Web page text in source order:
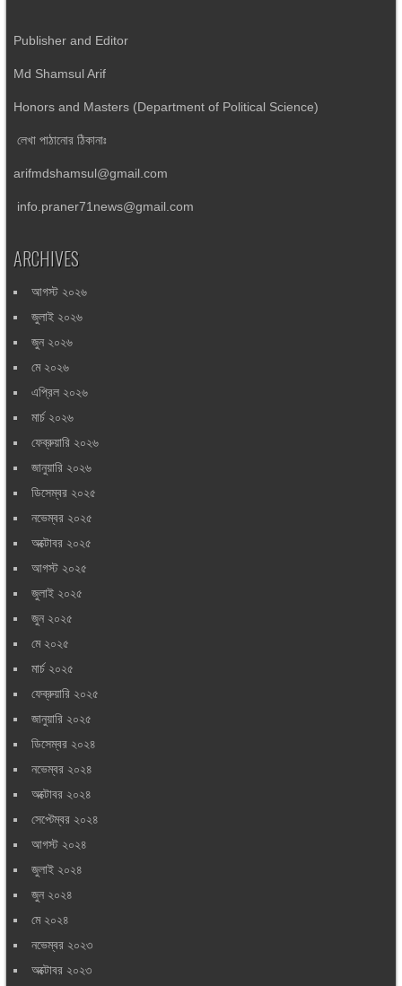
Publisher and Editor
Md Shamsul Arif
Honors and Masters (Department of Political Science)
লেখা পাঠানোর ঠিকানাঃ
arifmdshamsul@gmail.com
info.praner71news@gmail.com
ARCHIVES
আগস্ট ২০২৬
জুলাই ২০২৬
জুন ২০২৬
মে ২০২৬
এপ্রিল ২০২৬
মার্চ ২০২৬
ফেব্রুয়ারি ২০২৬
জানুয়ারি ২০২৬
ডিসেম্বর ২০২৫
নভেম্বর ২০২৫
অক্টোবর ২০২৫
আগস্ট ২০২৫
জুলাই ২০২৫
জুন ২০২৫
মে ২০২৫
মার্চ ২০২৫
ফেব্রুয়ারি ২০২৫
জানুয়ারি ২০২৫
ডিসেম্বর ২০২৪
নভেম্বর ২০২৪
অক্টোবর ২০২৪
সেপ্টেম্বর ২০২৪
আগস্ট ২০২৪
জুলাই ২০২৪
জুন ২০২৪
মে ২০২৪
নভেম্বর ২০২৩
অক্টোবর ২০২৩